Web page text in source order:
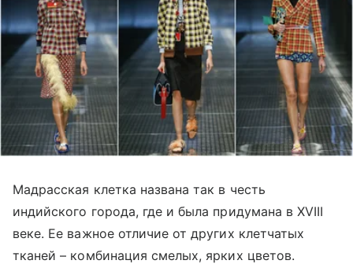
Мадрасская клетка названа так в честь
индийского города, где и была придумана в XVIII
веке. Ее важное отличие от других клетчатых
тканей – комбинация смелых, ярких цветов.